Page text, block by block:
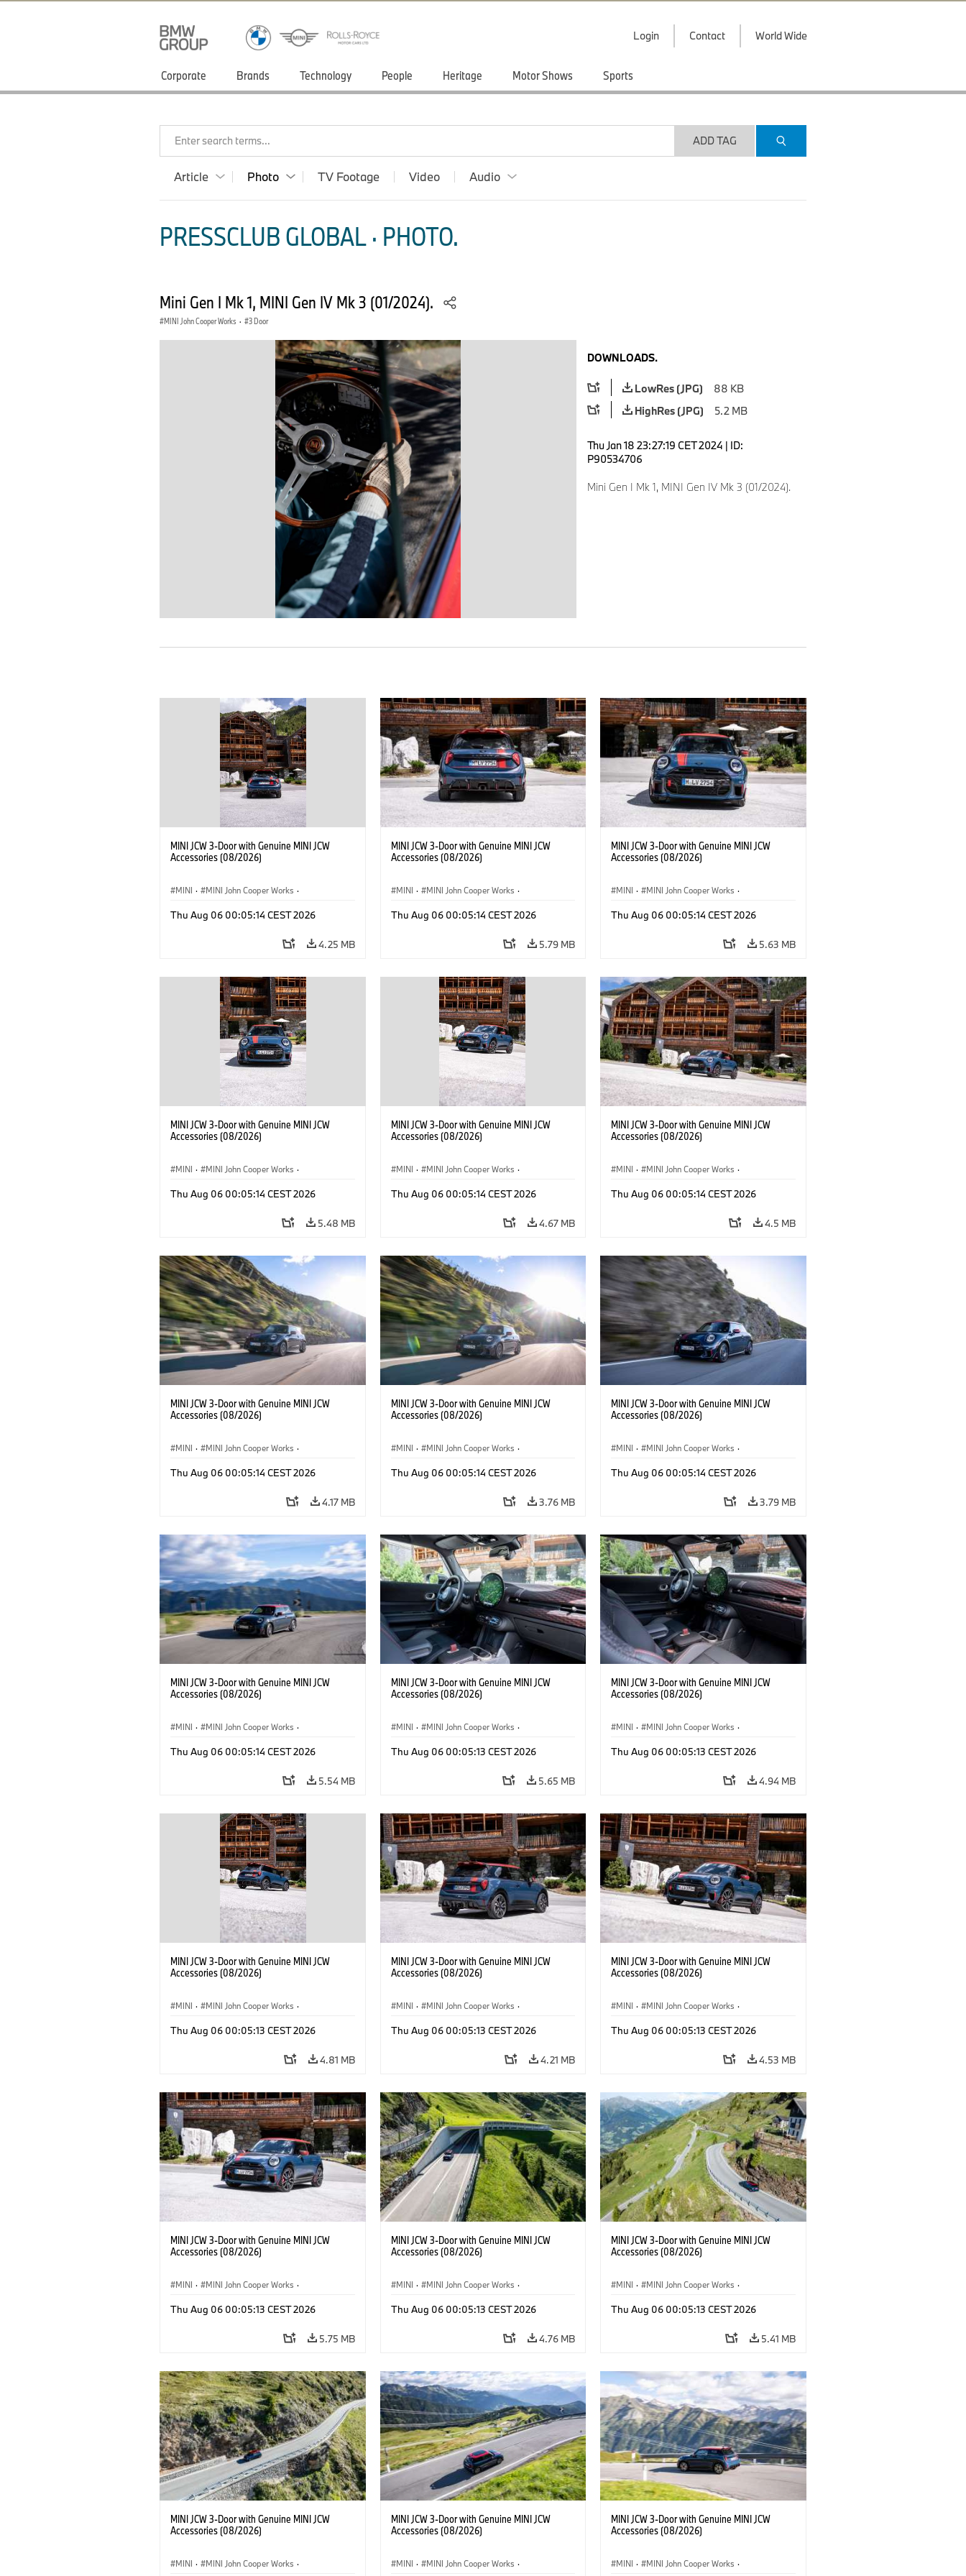
Login Contact World Wide
Corporate Brands Technology People Heritage Motor Shows Sports
Enter search terms... ADD TAG
Article Photo TV Footage Video Audio
PRESSCLUB GLOBAL · PHOTO.
Mini Gen I Mk 1, MINI Gen IV Mk 3 (01/2024).
MINI John Cooper Works · 3 Door
DOWNLOADS.
LowRes (JPG)
88 KB
HighRes (JPG)
5.2 MB
Thu Jan 18 23:27:19 CET 2024 | ID:
P90534706
Mini Gen I Mk 1, MINI Gen IV Mk 3 (01/2024).
MINI JCW 3-Door with Genuine MINI JCW
Accessories (08/2026)
MINI · MINI John Cooper Works ·
Optional Extras, Accessories
Thu Aug 06 00:05:14 CEST 2026
4.25 MB
MINI JCW 3-Door with Genuine MINI JCW
Accessories (08/2026)
MINI · MINI John Cooper Works ·
Optional Extras, Accessories
Thu Aug 06 00:05:14 CEST 2026
5.79 MB
MINI JCW 3-Door with Genuine MINI JCW
Accessories (08/2026)
MINI · MINI John Cooper Works ·
Optional Extras, Accessories
Thu Aug 06 00:05:14 CEST 2026
5.63 MB
MINI JCW 3-Door with Genuine MINI JCW
Accessories (08/2026)
MINI · MINI John Cooper Works ·
Optional Extras, Accessories
Thu Aug 06 00:05:14 CEST 2026
5.48 MB
MINI JCW 3-Door with Genuine MINI JCW
Accessories (08/2026)
MINI · MINI John Cooper Works ·
Optional Extras, Accessories
Thu Aug 06 00:05:14 CEST 2026
4.67 MB
MINI JCW 3-Door with Genuine MINI JCW
Accessories (08/2026)
MINI · MINI John Cooper Works ·
Optional Extras, Accessories
Thu Aug 06 00:05:14 CEST 2026
4.5 MB
MINI JCW 3-Door with Genuine MINI JCW
Accessories (08/2026)
MINI · MINI John Cooper Works ·
Optional Extras, Accessories
Thu Aug 06 00:05:14 CEST 2026
4.17 MB
MINI JCW 3-Door with Genuine MINI JCW
Accessories (08/2026)
MINI · MINI John Cooper Works ·
Optional Extras, Accessories
Thu Aug 06 00:05:14 CEST 2026
3.76 MB
MINI JCW 3-Door with Genuine MINI JCW
Accessories (08/2026)
MINI · MINI John Cooper Works ·
Optional Extras, Accessories
Thu Aug 06 00:05:14 CEST 2026
3.79 MB
MINI JCW 3-Door with Genuine MINI JCW
Accessories (08/2026)
MINI · MINI John Cooper Works ·
Optional Extras, Accessories
Thu Aug 06 00:05:14 CEST 2026
5.54 MB
MINI JCW 3-Door with Genuine MINI JCW
Accessories (08/2026)
MINI · MINI John Cooper Works ·
Optional Extras, Accessories
Thu Aug 06 00:05:13 CEST 2026
5.65 MB
MINI JCW 3-Door with Genuine MINI JCW
Accessories (08/2026)
MINI · MINI John Cooper Works ·
Optional Extras, Accessories
Thu Aug 06 00:05:13 CEST 2026
4.94 MB
MINI JCW 3-Door with Genuine MINI JCW
Accessories (08/2026)
MINI · MINI John Cooper Works ·
Optional Extras, Accessories
Thu Aug 06 00:05:13 CEST 2026
4.81 MB
MINI JCW 3-Door with Genuine MINI JCW
Accessories (08/2026)
MINI · MINI John Cooper Works ·
Optional Extras, Accessories
Thu Aug 06 00:05:13 CEST 2026
4.21 MB
MINI JCW 3-Door with Genuine MINI JCW
Accessories (08/2026)
MINI · MINI John Cooper Works ·
Optional Extras, Accessories
Thu Aug 06 00:05:13 CEST 2026
4.53 MB
MINI JCW 3-Door with Genuine MINI JCW
Accessories (08/2026)
MINI · MINI John Cooper Works ·
Optional Extras, Accessories
Thu Aug 06 00:05:13 CEST 2026
5.75 MB
MINI JCW 3-Door with Genuine MINI JCW
Accessories (08/2026)
MINI · MINI John Cooper Works ·
Optional Extras, Accessories
Thu Aug 06 00:05:13 CEST 2026
4.76 MB
MINI JCW 3-Door with Genuine MINI JCW
Accessories (08/2026)
MINI · MINI John Cooper Works ·
Optional Extras, Accessories
Thu Aug 06 00:05:13 CEST 2026
5.41 MB
MINI JCW 3-Door with Genuine MINI JCW
Accessories (08/2026)
MINI · MINI John Cooper Works ·
MINI JCW 3-Door with Genuine MINI JCW
Accessories (08/2026)
MINI · MINI John Cooper Works ·
MINI JCW 3-Door with Genuine MINI JCW
Accessories (08/2026)
MINI · MINI John Cooper Works ·